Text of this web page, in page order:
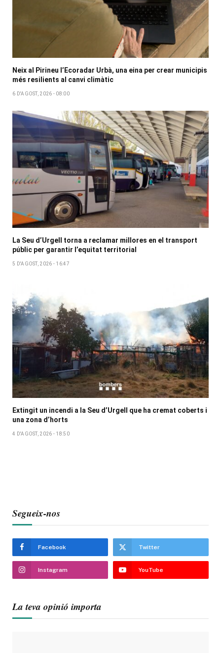
Neix al Pirineu l’Ecoradar Urbà, una eina per crear municipis
més resilients al canvi climàtic
6 D'AGOST, 2026 - 08:00
La Seu d’Urgell torna a reclamar millores en el transport
públic per garantir l’equitat territorial
5 D'AGOST, 2026 - 16:47
Extingit un incendi a la Seu d’Urgell que ha cremat coberts i
una zona d’horts
4 D'AGOST, 2026 - 18:50
Segueix-nos
Facebook Twitter
Instagram YouTube
La teva opinió importa